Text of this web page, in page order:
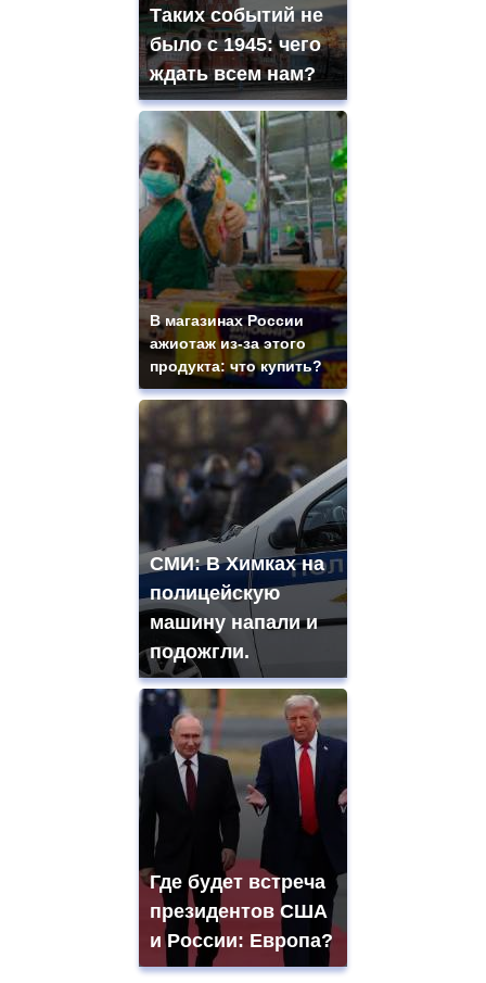
Таких событий не
было с 1945: чего
ждать всем нам?
В магазинах России
ажиотаж из-за этого
продукта: что купить?
СМИ: В Химках на
полицейскую
машину напали и
подожгли.
Где будет встреча
президентов США
и России: Европа?